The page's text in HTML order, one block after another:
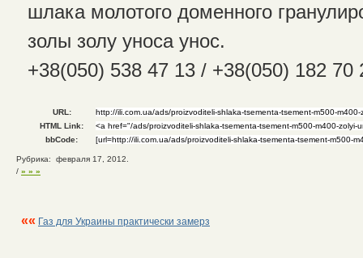
шлака молотого доменного
золы золу уноса унос.
+38(050) 538 47 13 / +38(050) 182
URL:
HTML Link:
bbCode:
Рубрика: февраля 17, 2012.
/ » » »
«« Газ для Украины практически замерз